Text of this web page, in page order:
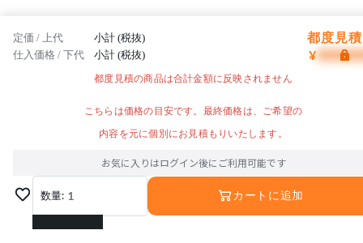
定価 / 上代 小計 (税抜) 都度見
仕入価格 / 下代 小計 (税抜) ¥
都度見積の商品は合計金額に反映されません
こちらは価格の目安です。最終価格は、ご希望の
内容を元に個別にお見積もりいたします。
お気に入りはログイン後にご利用可能です
数量: 1 カートに追加